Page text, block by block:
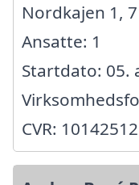
Nordkajen 1,
Ansatte: 1
Startdato: 05.
CVR: 10142512